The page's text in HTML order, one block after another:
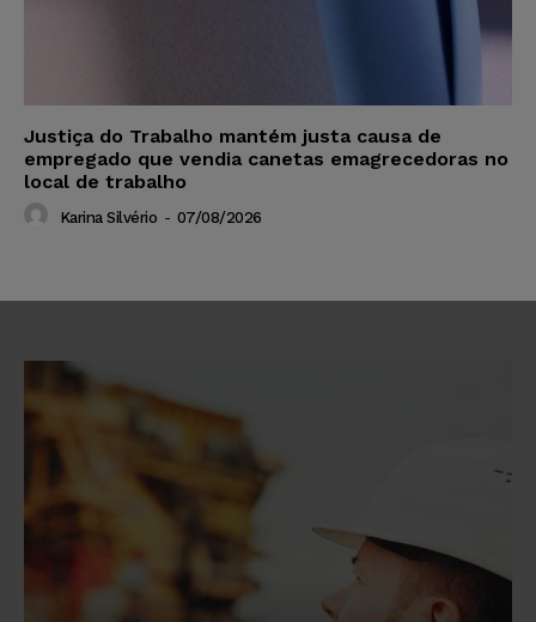
Justiça do Trabalho mantém justa causa de
empregado que vendia canetas emagrecedoras no
local de trabalho
Karina Silvério - 07/08/2026